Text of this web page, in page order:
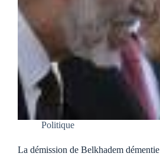
Politique
La démission de Belkhadem démentie